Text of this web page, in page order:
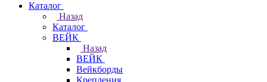
Каталог
Назад
Каталог
ВЕЙК
Назад
ВЕЙК
Вейкборды
Крепления